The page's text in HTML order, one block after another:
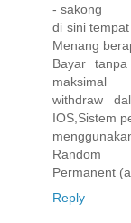
- sakong
di sini
Menang
Bayar
maksimal
withdraw
IOS,Sistem
Random
Permanent
Reply